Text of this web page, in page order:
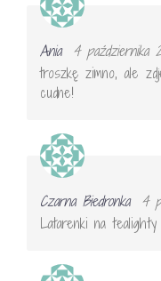
Ania
4 października
troszkę zimno, ale
cudne!
Czarna Biedronka
4
Latarenki na